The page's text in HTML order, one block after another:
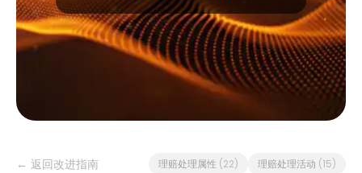
← 返回改进指南 理赔处理属性 (22) 理赔处理活动 (15)